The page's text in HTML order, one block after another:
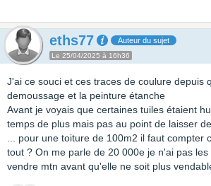
eths77 Auteur du sujet
Le 25/04/2025 à 16h36
J'ai ce souci et ces traces de coulure depuis
demoussage et la peinture étanche
Avant je voyais que certaines tuiles étaient
temps de plus mais pas au point de laisser
... pour une toiture de 100m2 il faut compter
tout ? On me parle de 20 000e je n'ai pas
vendre mtn avant qu'elle ne soit plus